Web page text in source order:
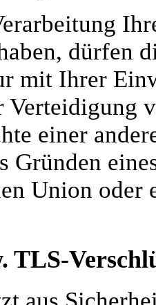
dürfen
mit Ihrer
Verteidigung
einer
Gründen
Union
TLS-